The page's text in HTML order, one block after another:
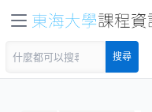
搜尋